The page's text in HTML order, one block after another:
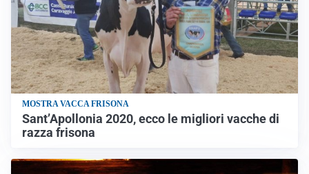
MOSTRA VACCA FRISONA
Sant’Apollonia 2020, ecco le migliori vacche di
razza frisona